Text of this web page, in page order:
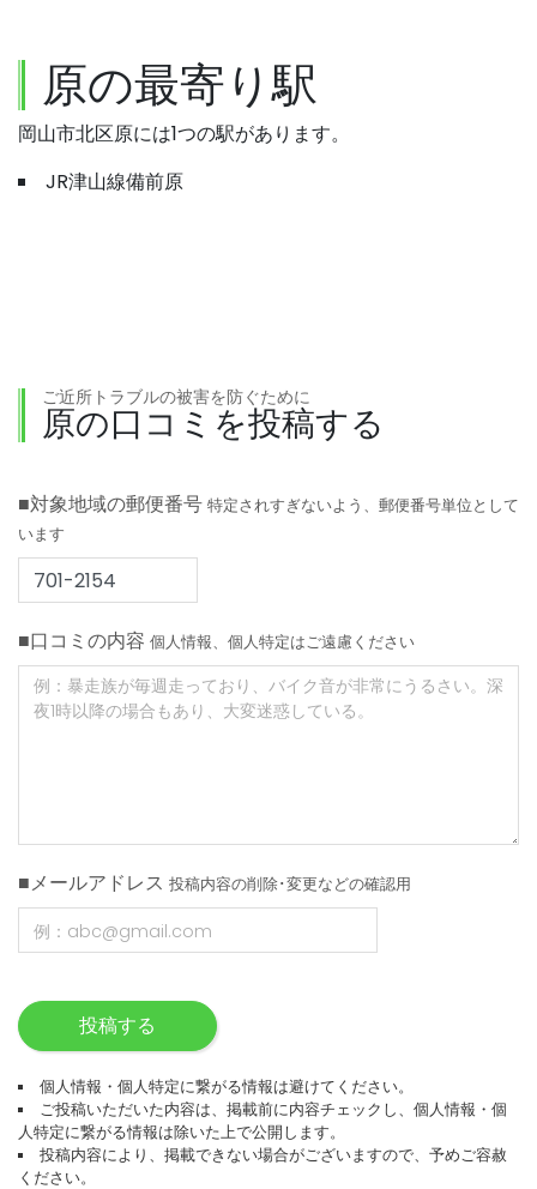
原の最寄り駅
岡山市北区原には1つの駅があります。
JR津山線備前原
ご近所トラブルの被害を防ぐために
原の口コミを投稿する
■対象地域の郵便番号 特定されすぎないよう、郵便番号単位として
います
■口コミの内容 個人情報、個人特定はご遠慮ください
■メールアドレス 投稿内容の削除･変更などの確認用
投稿する
個人情報・個人特定に繋がる情報は避けてください。
ご投稿いただいた内容は、掲載前に内容チェックし、個人情報・個
人特定に繋がる情報は除いた上で公開します。
投稿内容により、掲載できない場合がございますので、予めご容赦
ください。